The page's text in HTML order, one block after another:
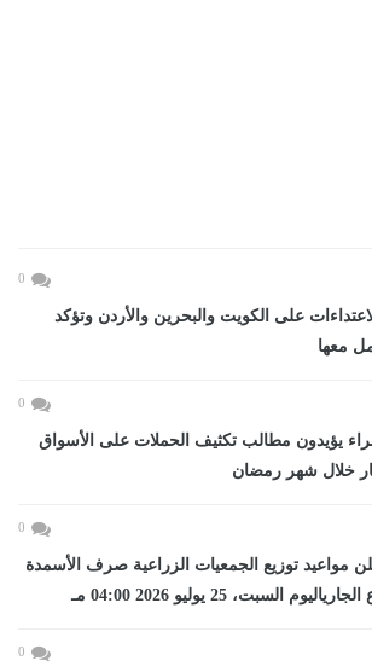
0
على الكويت والبحرين والأردن وتؤكد
معها
0
القراء يؤيدون مطالب تكثيف الحملات على الأسواق
خلال شهر رمضان
0
مواعيد توزيع الجمعيات الزراعية صرف الأسمدة
السبت، 25 يوليو 2026 04:00 مـ
0